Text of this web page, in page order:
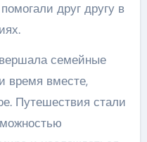
друг другу в
семейные
время вместе,
Путешествия стали